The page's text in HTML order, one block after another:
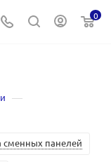
0
—
панелей